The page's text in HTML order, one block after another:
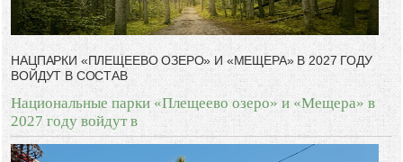
НАЦПАРКИ «ПЛЕЩЕЕВО ОЗЕРО» И «МЕЩЕРА» В 2027 ГОДУ
ВОЙДУТ В СОСТАВ
Национальные парки «Плещеево озеро» и «Мещера» в
2027 году войдут в